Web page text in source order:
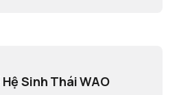
Sinh Thái WAO